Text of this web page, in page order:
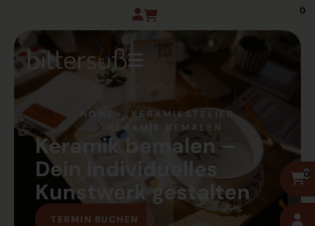
0
0
HOME
KERAMIKATELIER
KERAMIK BEMALEN
Keramik bemalen –
Dein individuelles
Kunstwerk gestalten
TERMIN BUCHEN